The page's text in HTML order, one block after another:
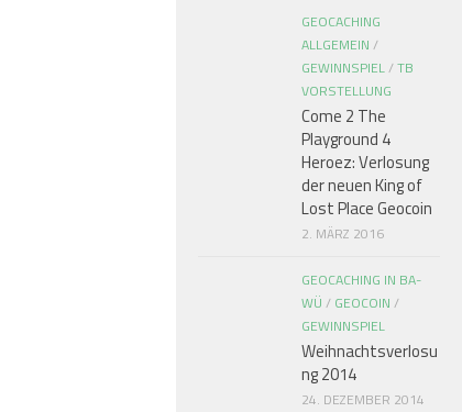
GEOCACHING
ALLGEMEIN /
GEWINNSPIEL/TB
VORSTELLUNG
Come 2 The
Playground 4
Heroez: Verlosung
der neuen King of
Lost Place Geocoin
2. MÄRZ 2016
GEOCACHING IN BA-
WÜ / GEOCOIN /
GEWINNSPIEL
Weihnachtsverlosu
ng 2014
24. DEZEMBER 2014